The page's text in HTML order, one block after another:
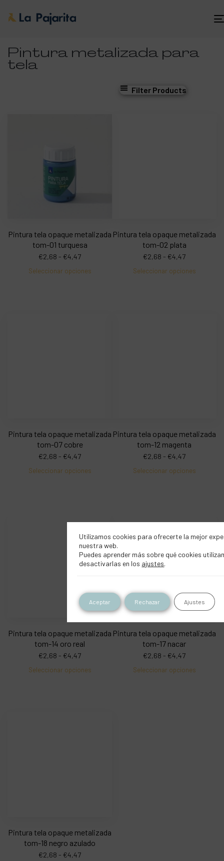
Pintura metalizada para
tela
Filter Products
Pintura tela opaque metalizada
tom-01 turquesa
€2,68 - €4,47
Seleccionar opciones
Pintura tela opaque metalizada
tom-02 plata
€2,68 - €4,47
Seleccionar opciones
Pintura tela opaque metalizada
tom-07 cobre
€2,68 - €4,47
Seleccionar opciones
Pintura tela opaque metalizada
tom-12 magenta
€2,68 - €4,47
Seleccionar opciones
Pintura tela opaque metalizada
tom-14 oro real
€2,68 - €4,47
Seleccionar opciones
Pintura tela opaque metalizada
tom-17 nacar
€2,68 - €4,47
Seleccionar opciones
Pintura tela opaque metalizada
tom-18 negro azulado
€2,68 - €4,47
Utilizamos cookies para ofrecerte la mejor
nuestra web.
Puedes aprender más sobre qué cookies
desactivarlas en los ajustes.
Aceptar Rechazar Ajustes